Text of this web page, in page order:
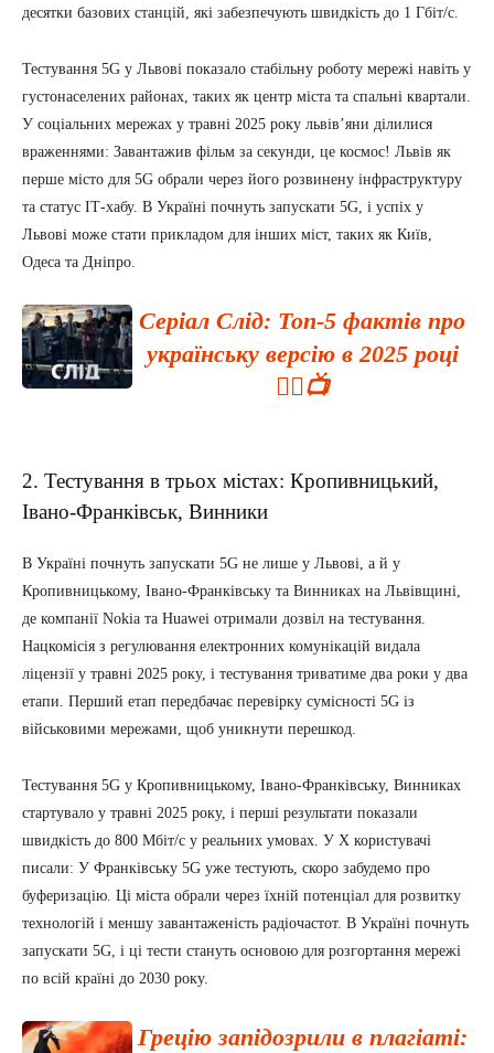
десятки базових станцій, які забезпечують швидкість до 1 Гбіт/с.
Тестування 5G у Львові показало стабільну роботу мережі навіть у
густонаселених районах, таких як центр міста та спальні квартали.
У соціальних мережах у травні 2025 року львів’яни ділилися
враженнями: Завантажив фільм за секунди, це космос! Львів як
перше місто для 5G обрали через його розвинену інфраструктуру
та статус ІТ-хабу. В Україні почнуть запускати 5G, і успіх у
Львові може стати прикладом для інших міст, таких як Київ,
Одеса та Дніпро.
Серіал Слід: Топ-5 фактів про
українську версію в 2025 році
🕵️‍♂️📺
2. Тестування в трьох містах: Кропивницький,
Івано-Франківськ, Винники
В Україні почнуть запускати 5G не лише у Львові, а й у
Кропивницькому, Івано-Франківську та Винниках на Львівщині,
де компанії Nokia та Huawei отримали дозвіл на тестування.
Нацкомісія з регулювання електронних комунікацій видала
ліцензії у травні 2025 року, і тестування триватиме два роки у два
етапи. Перший етап передбачає перевірку сумісності 5G із
військовими мережами, щоб уникнути перешкод.
Тестування 5G у Кропивницькому, Івано-Франківську, Винниках
стартувало у травні 2025 року, і перші результати показали
швидкість до 800 Мбіт/с у реальних умовах. У X користувачі
писали: У Франківську 5G уже тестують, скоро забудемо про
буферизацію. Ці міста обрали через їхній потенціал для розвитку
технологій і меншу завантаженість радіочастот. В Україні почнуть
запускати 5G, і ці тести стануть основою для розгортання мережі
по всій країні до 2030 року.
Грецію запідозрили в плагіаті: